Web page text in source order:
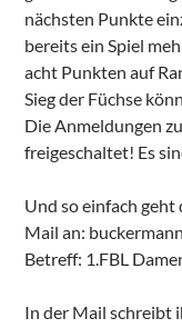
nächsten Punkte
bereits ein Spiel
acht Punkten auf
Sieg der Füchse
Die Anmeldungen
freigeschaltet! Es
Und so einfach geht
Mail an:
Betreff: 1.FBL
In der Mail schreibt